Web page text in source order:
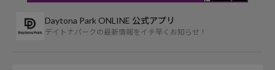
Daytona Park ONLINE 公式アプリ
デイトナパークの最新情報をイチ早くお知らせ！